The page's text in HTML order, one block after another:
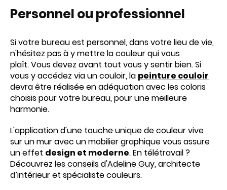
Personnel ou professionnel
Si votre bureau est personnel, dans votre lieu de vie,
n'hésitez pas à y mettre la couleur qui vous
plaît. Vous devez avant tout vous y sentir bien. Si
vous y accédez via un couloir, la peinture couloir
devra être réalisée en adéquation avec les coloris
choisis pour votre bureau, pour une meilleure
harmonie.
L'application d'une touche unique de couleur vive
sur un mur avec un mobilier graphique vous assure
un effet design et moderne. En télétravail ?
Découvrez les conseils d'Adeline Guy, architecte
d’intérieur et spécialiste couleurs.